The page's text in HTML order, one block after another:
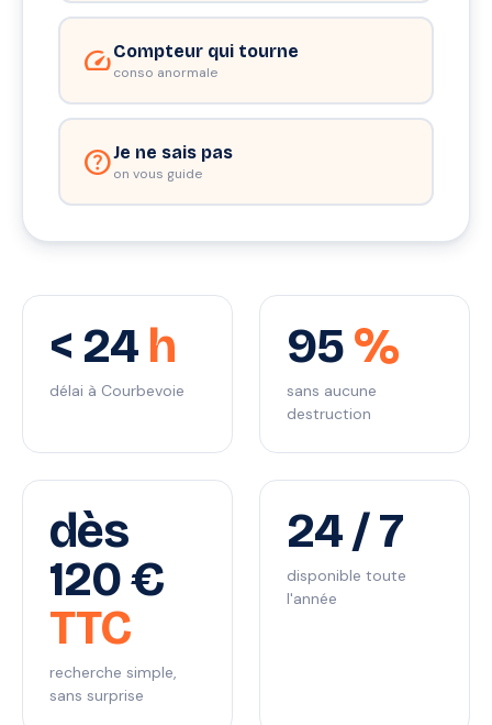
speedCompteur qui tourne
conso anormale
helpJe ne sais pas
on vous guide
< 24 h
délai à Courbevoie
95%
sans aucune
destruction
dès
120 €
TTC
recherche simple,
sans surprise
24 / 7
disponible toute
l'année